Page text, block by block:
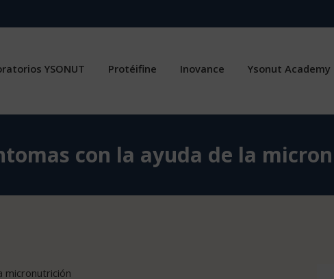
YSONUT Protéifine Inovance Ysonut Academy
con la ayuda de la